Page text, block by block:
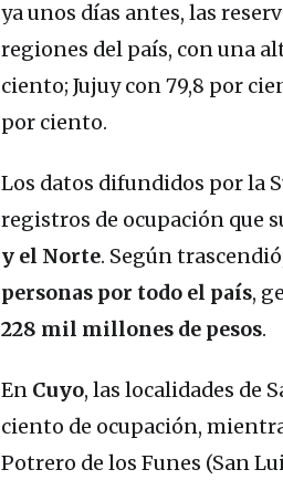
ya unos días antes, las
regiones del país, con una
ciento; Jujuy con 79,8 por
por ciento.
Los datos difundidos por la
registros de ocupación que
y el Norte. Según
personas por todo el país,
228 mil millones de pesos.
En Cuyo, las localidades de
ciento de ocupación,
Potrero de los Funes (San